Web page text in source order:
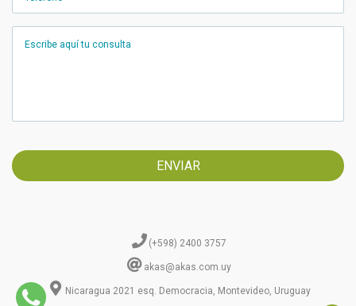
(+598) 2400 3757
akas@akas.com.uy
Nicaragua 2021 esq. Democracia, Montevideo, Uruguay